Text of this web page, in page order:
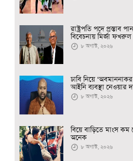
রাষ্ট্রপতি পদে প্রস্তাব
বিবেচনায় মির্জা ফখরুল
৮ অগাস্ট, ২০২৬
ঢাবি নিয়ে
আইনি ব্যবস্থা নেওয়ার
৮ অগাস্ট, ২০২৬
বিয়ে বাড়িতে মাংস
অনেক
৮ অগাস্ট, ২০২৬